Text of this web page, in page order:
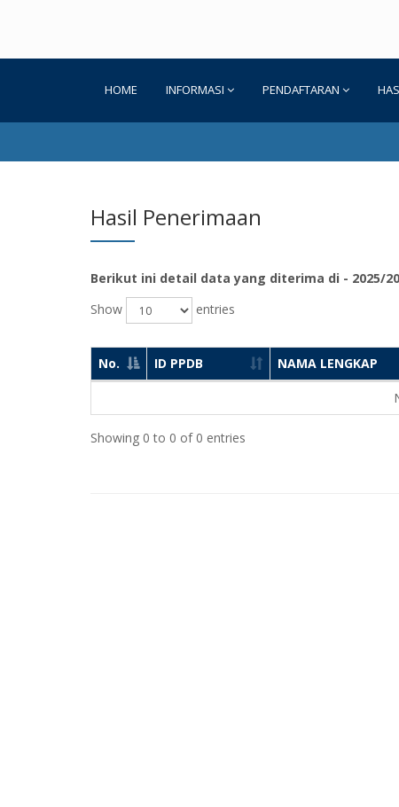
HOME INFORMASI PENDAFTARAN
Hasil Penerimaan
Berikut ini detail data yang diterima di - 2025/
Show
entries
No. ID PPDB NAMA LENGKAP
Showing 0 to 0 of 0 entries